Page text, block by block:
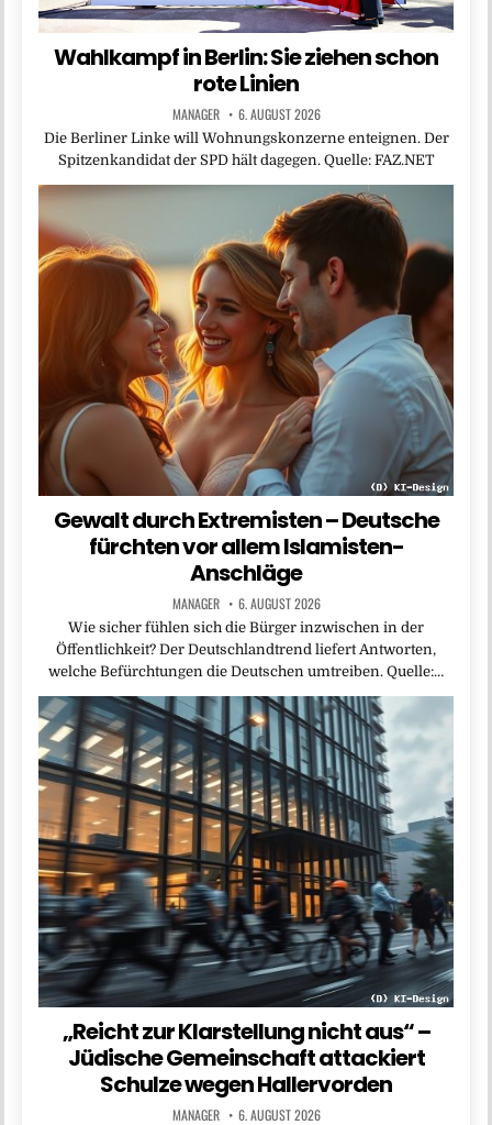
Wahlkampf in Berlin: Sie ziehen schon
rote Linien
MANAGER 6. AUGUST 2026
Die Berliner Linke will Wohnungskonzerne enteignen. Der
Spitzenkandidat der SPD hält dagegen. Quelle: FAZ.NET
Gewalt durch Extremisten – Deutsche
fürchten vor allem Islamisten-
Anschläge
MANAGER 6. AUGUST 2026
Wie sicher fühlen sich die Bürger inzwischen in der
Öffentlichkeit? Der Deutschlandtrend liefert Antworten,
welche Befürchtungen die Deutschen umtreiben. Quelle:…
„Reicht zur Klarstellung nicht aus“ –
Jüdische Gemeinschaft attackiert
Schulze wegen Hallervorden
MANAGER 6. AUGUST 2026